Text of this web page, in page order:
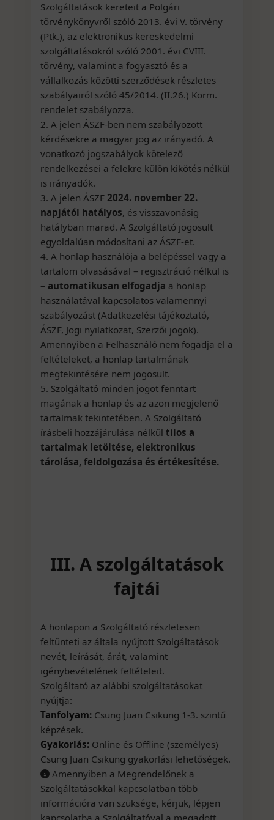
Szolgáltatások kereteit a Polgári
törvénykönyvről szóló 2013. évi V. törvény
(Ptk.), az elektronikus kereskedelmi
szolgáltatásokról szóló 2001. évi CVIII.
törvény, valamint a fogyasztó és a
vállalkozás közötti szerződések részletes
szabályairól szóló 45/2014. (II.26.) Korm.
rendelet szabályozza.
2. A jelen ÁSZF-ben nem szabályozott
kérdésekre a magyar jog az irányadó. A
vonatkozó jogszabályok kötelező
rendelkezései a felekre külön kikötés nélkül
is irányadók.
3. A jelen ÁSZF2024. november 22.
napjától hatályos, és visszavonásig
hatályban marad. A Szolgáltató jogosult
egyoldalúan módosítani az ÁSZF-et.
4. A honlap használója a belépéssel vagy a
tartalom olvasásával – regisztráció nélkül is
– automatikusan elfogadja a honlap
használatával kapcsolatos valamennyi
szabályozást (Adatkezelési tájékoztató,
ÁSZF, Jogi nyilatkozat, Szerzői jogok).
Amennyiben a Felhasználó nem fogadja el a
feltételeket, a honlap tartalmának
megtekintésére nem jogosult.
5. Szolgáltató minden jogot fenntart
magának a honlap és az azon megjelenő
tartalmak tekintetében. A Szolgáltató
írásbeli hozzájárulása nélkültilos a
tartalmak letöltése, elektronikus
tárolása, feldolgozása és értékesítése.
III. A szolgáltatások
fajtái
A honlapon a Szolgáltató részletesen
feltünteti az általa nyújtott Szolgáltatások
nevét, leírását, árát, valamint
igénybevételének feltételeit.
Szolgáltató az alábbi szolgáltatásokat
nyújtja:
Tanfolyam: Csung Jüan Csikung 1-3. szintű
képzések.
Gyakorlás: Online és Offline (személyes)
Csung Jüan Csikung gyakorlási lehetőségek.
Amennyiben a Megrendelőnek a
Szolgáltatásokkal kapcsolatban több
információra van szüksége, kérjük, lépjen
kapcsolatba a Szolgáltatóval a megadott